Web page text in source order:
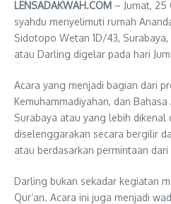
LENSADAKWAH.COM – Jumat,
syahdu menyelimuti rumah
Sidotopo Wetan 1D/43,
atau Darling digelar pada hari
Acara yang menjadi bagian dari
Kemuhammadiyahan, dan
Surabaya atau yang lebih dikenal
diselenggarakan secara bergilir
atau berdasarkan permintaan
Darling bukan sekadar kegiatan
Qur’an. Acara ini juga menjadi